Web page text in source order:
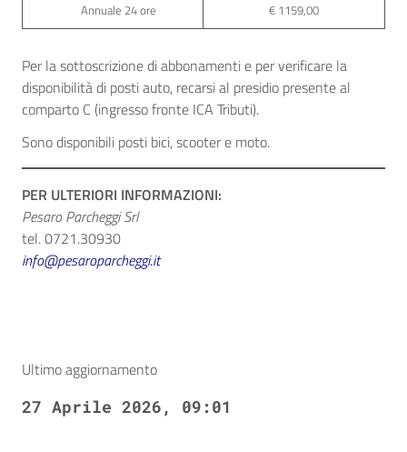
Annuale 24 ore
€ 1159,00
Per la sottoscrizione di abbonamenti e per verificare la
disponibilità di posti auto, recarsi al presidio presente al
comparto C (ingresso fronte ICA Tributi).
Sono disponibili posti bici, scooter e moto.
PER ULTERIORI INFORMAZIONI:
Pesaro Parcheggi Srl
tel. 0721.30930
info@pesaroparcheggi.it
Ultimo aggiornamento
27 Aprile 2026, 09:01